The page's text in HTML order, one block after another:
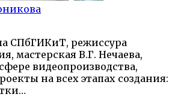
СПбГИКиТ, режиссура
мастерская В.Г. Нечаева,
видеопроизводства,
на всех этапах создания: